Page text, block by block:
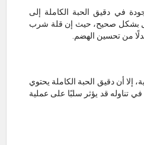
في دقيق الحبة الكاملة إلى
بشكل صحيح، حيث إن قلة شرب
من تحسين الهضم.
إلا أن دقيق الحبة الكاملة يحتوي
تناوله قد يؤثر سلبًا على عملية